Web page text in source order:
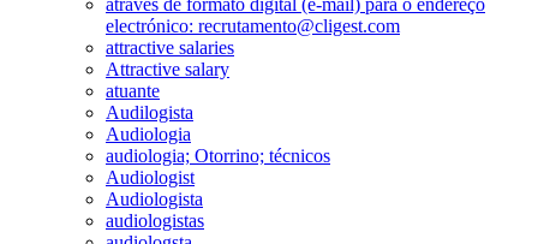
electrónico: recrutamento@cligest.com
attractive salaries
Attractive salary
atuante
Audilogista
Audiologia
audiologia; Otorrino; técnicos
Audiologist
Audiologista
audiologistas